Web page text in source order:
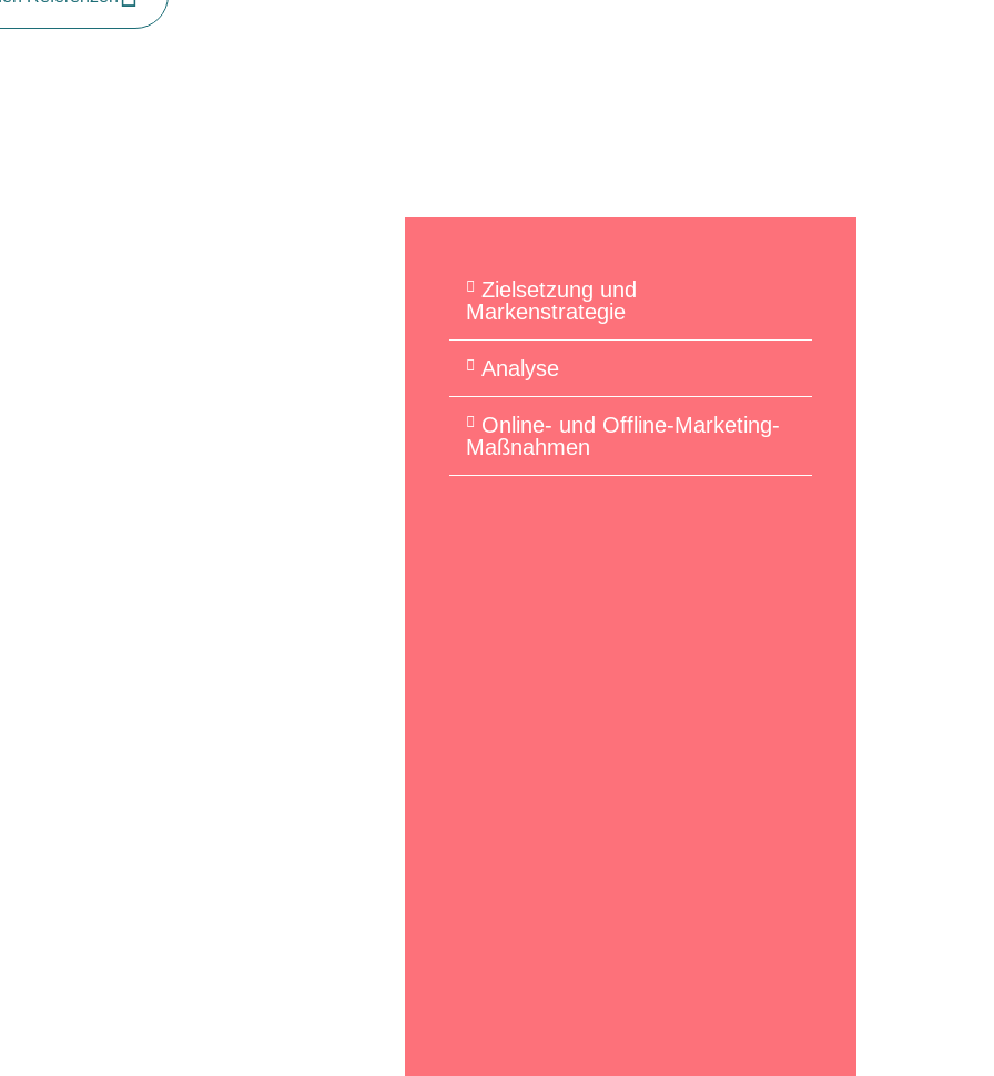
Zielsetzung und
Markenstrategie
Analyse
Online- und Offline-Marketing-
Maßnahmen